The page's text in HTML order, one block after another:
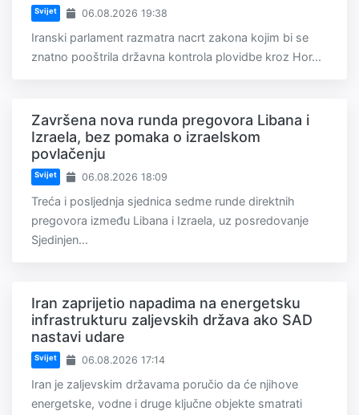
Svijet 06.08.2026 19:38
Iranski parlament razmatra nacrt zakona kojim bi se
znatno pooštrila državna kontrola plovidbe kroz Hor...
Završena nova runda pregovora Libana i
Izraela, bez pomaka o izraelskom
povlačenju
Svijet 06.08.2026 18:09
Treća i posljednja sjednica sedme runde direktnih
pregovora između Libana i Izraela, uz posredovanje
Sjedinjen...
Iran zaprijetio napadima na energetsku
infrastrukturu zaljevskih država ako SAD
nastavi udare
Svijet 06.08.2026 17:14
Iran je zaljevskim državama poručio da će njihove
energetske, vodne i druge ključne objekte smatrati